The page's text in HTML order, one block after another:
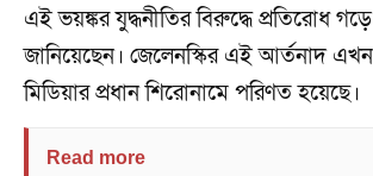
এই ভয়ঙ্কর যুদ্ধনীতির বিরুদ্ধে প্রতিরোধ
জানিয়েছেন। জেলেনস্কির এই আর্তনাদ
মিডিয়ার প্রধান শিরোনামে পরিণত হয়েছে।
Read more